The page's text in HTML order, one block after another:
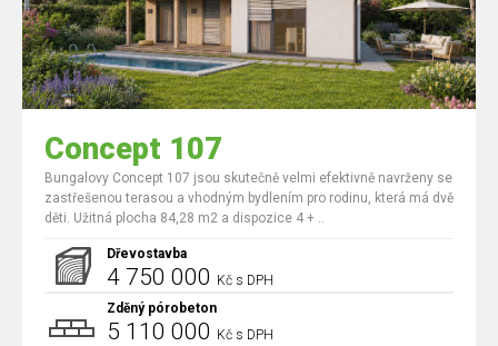
Concept 107
Bungalovy Concept 107 jsou skutečně velmi efektivně navrženy se
zastřešenou terasou a vhodným bydlením pro rodinu, která má dvě
děti. Užitná plocha 84,28 m2 a dispozice 4 + ..
Dřevostavba
4 750 000 Kč s DPH
Zděný pórobeton
5 110 000 Kč s DPH